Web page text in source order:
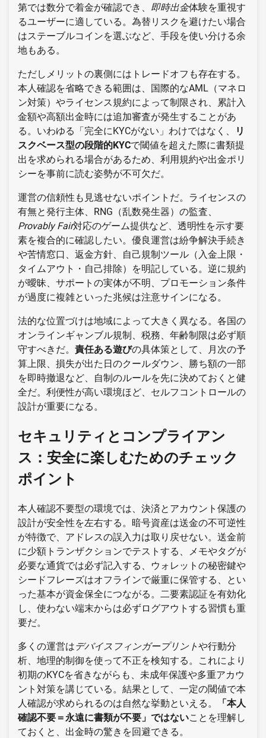
第では数分で着金が確認でき、 即時出金体験を重視す
るユーザーに適している。為替リスクを避けたい場合
はステーブルコインを選ぶなど、手段を使い分ける余
地もある。
ただしメリットの裏側にはトレードオフも存在する。
本人確認を省略できる範囲は、国際的なAML（マネロ
ン対策）やライセンス規約によって制限され、累計入
金額や高額出金時には追加審査が発生することがあ
る。いわゆる「完全にKYCがない」わけではなく、
リ
スクベース型の段階的KYCで閾値を超えた際に書類提
出を求められる場合があるため、利用規約や出金ポリ
シーを事前に読む姿勢が不可欠だ。
運営の信頼性も見逃せないポイントだ。ライセンスの
有無と発行主体、RNG（乱数発生器）の監査、
Provably Fair対応のゲーム提供など、透明性を示す要
素を複合的に確認したい。優良運営は紛争解決手続き
や苦情窓口、返金方針、自己規制ツール（入金上限・
タイムアウト・自己排除）を明記している。逆に規約
が曖昧、サポートの実体が不明、プロモーション条件
が過度に複雑といった兆候は注意サインになる。
法的な位置づけは地域によって大きく異なる。各国の
オンラインギャンブル規制、税務、年齢制限は必ず順
守すべきだ。 責任ある遊びの具体策として、月次の予
算上限、損失が出た日のクールダウン、勝ち額の一部
を即時撤退など、自制のルールを先に決めておくと健
全だ。利便性が高い環境ほど、セルフコントロールの
設計が重要になる。
セキュリティとコンプライアン
ス：安全に楽しむためのチェック
ポイント
本人確認不要型の環境では、決済とアカウント保護の
設計が安全性を左右する。暗号資産は送金の不可逆性
が特徴で、アドレスの誤入力は取り戻せない。送金前
に少額トランザクションでテストする、メモやタグが
必要な通貨では必ず記入する、ウォレットの秘密鍵や
シードフレーズはオフラインで厳重に保管する、とい
った基本が資金保全につながる。二要素認証を有効化
し、使わない端末からは必ずログアウトする習慣も重
要だ。
多くの運営はデバイスフィンガープリントや行動分
析、地理的制御を使って不正を検知する。これにより
初期のKYCを省きながらも、未成年保護や多重アカウ
ント対策を講じている。結果として、一定の閾値で本
人確認が求められるのは自然な挙動といえる。
「本人
確認不要＝永遠に書類が不要」ではないことを理解し
ておくと、出金時の驚きを回避できる。